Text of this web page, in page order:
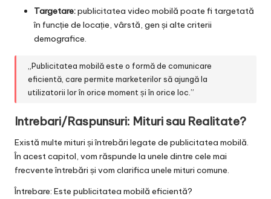
Targetare:publicitatea video mobilă poate fi targetată
în funcție de locație, vârstă, gen și alte criterii
demografice.
„Publicitatea mobilă este o formă de comunicare
eficientă, care permite marketerilor să ajungă la
utilizatorii lor în orice moment și în orice loc.”
Intrebari/Raspunsuri: Mituri sau Realitate?
Există multe mituri și întrebări legate de publicitatea mobilă.
În acest capitol, vom răspunde la unele dintre cele mai
frecvente întrebări și vom clarifica unele mituri comune.
Întrebare: Este publicitatea mobilă eficientă?